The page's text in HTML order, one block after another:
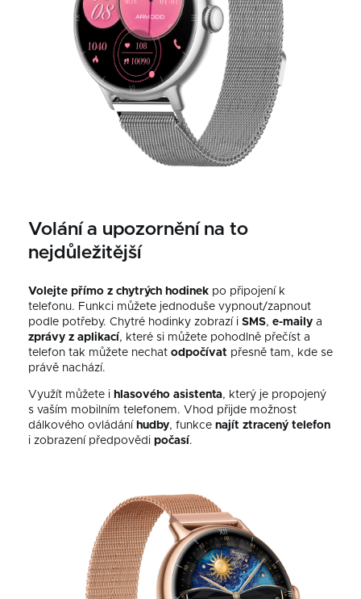
Volání a upozornění na to
nejdůležitější
Volejte přímo z chytrých hodinek po připojení k
telefonu. Funkci můžete jednoduše vypnout/zapnout
podle potřeby. Chytré hodinky zobrazí i SMS, e-maily a
zprávy z aplikací, které si můžete pohodlně přečíst a
telefon tak můžete nechat odpočívat přesně tam, kde se
právě nachází.
Využít můžete i hlasového asistenta, který je propojený
s vaším mobilním telefonem. Vhod přijde možnost
dálkového ovládání hudby, funkce najít ztracený telefon
i zobrazení předpovědi počasí.